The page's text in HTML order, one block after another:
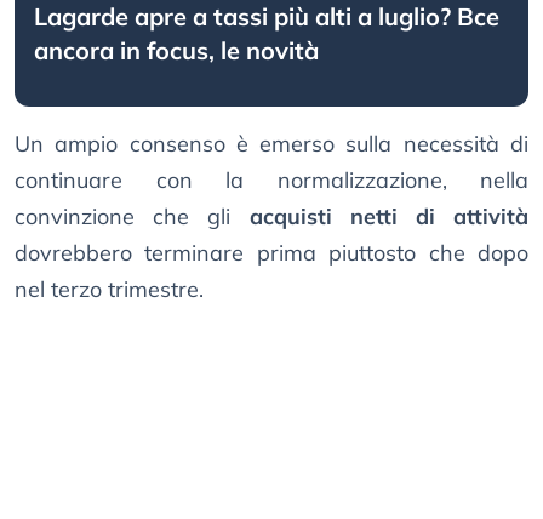
Lagarde apre a tassi più alti a luglio? Bce
ancora in focus, le novità
Un ampio consenso è emerso sulla necessità di
continuare con la normalizzazione, nella
convinzione che gli acquisti netti di attività
dovrebbero terminare prima piuttosto che dopo
nel terzo trimestre.